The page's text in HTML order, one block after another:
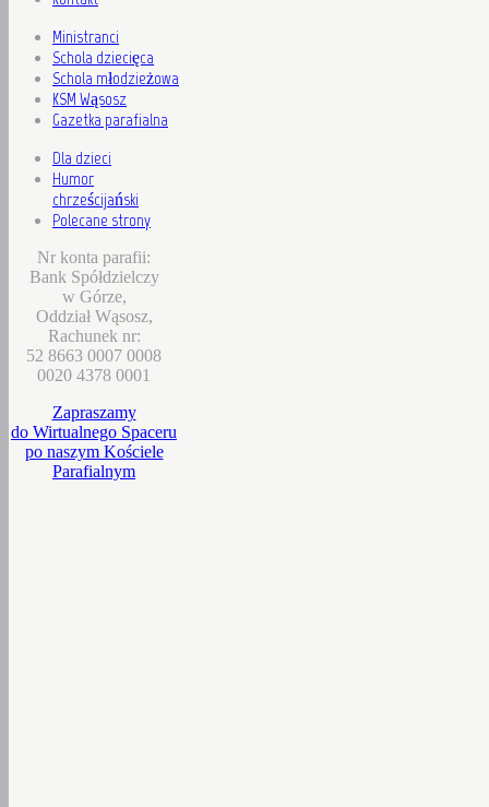
Ministranci
Schola dziecięca
Schola młodzieżowa
KSM Wąsosz
Gazetka parafialna
Dla dzieci
Humor
chrześcijański
Polecane strony
Nr konta parafii:
Bank Spółdzielczy
w Górze,
Oddział Wąsosz,
Rachunek nr:
52 8663 0007 0008
0020 4378 0001
Zapraszamy
do Wirtualnego Spaceru
po naszym Kościele
Parafialnym